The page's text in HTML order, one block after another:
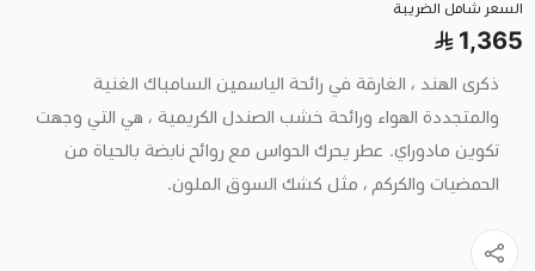
السعر شامل الضريبة
1,365
ذكرى الهند ، الغارقة في رائحة الياسمين السامباك الغنية
والمتجددة الهواء ورائحة خشب الصندل الكريمية ، هي التي وجهت
تكوين مادوراي. عطر يحرك الحواس مع روائح نابضة بالحياة من
الحمضيات والكركم ، مثل كشك السوق الملون.